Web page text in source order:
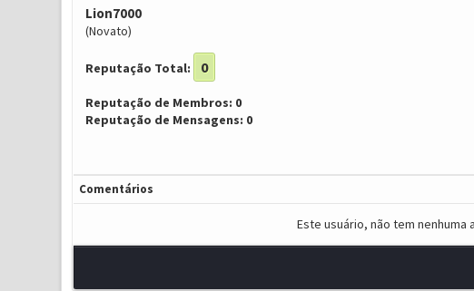
Lion7000
(Novato)
Reputação Total: 0
Reputação de Membros: 0
Reputação de Mensagens: 0
Comentários
Este usuário, não tem